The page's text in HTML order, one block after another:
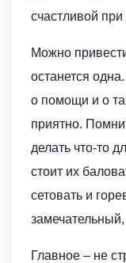
счастливой
Можно
останется
о помощи и о
приятно.
делать что-то
стоит их
сетовать и
Главное – не